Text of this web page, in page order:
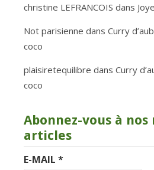
christine LEFRANCOIS dans
Not parisienne dans Curry
coco
plaisiretequilibre dans Curry
coco
Abonnez-vous à nos
articles
E-MAIL *